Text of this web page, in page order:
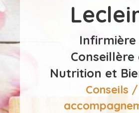
Infirmière
Conseillère
Nutrition et
Conseils /